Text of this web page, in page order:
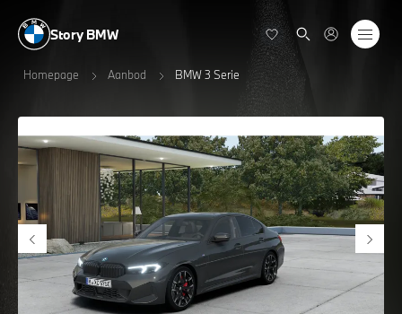
Story BMW
Homepage Aanbod BMW 3 Serie